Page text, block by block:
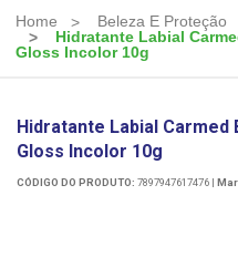
Home Beleza E Proteção
Hidratante Labial
Gloss Incolor 10g
Hidratante Labial Carmed
Gloss Incolor 10g
CÓDIGO DO PRODUTO: 7897947617476 |